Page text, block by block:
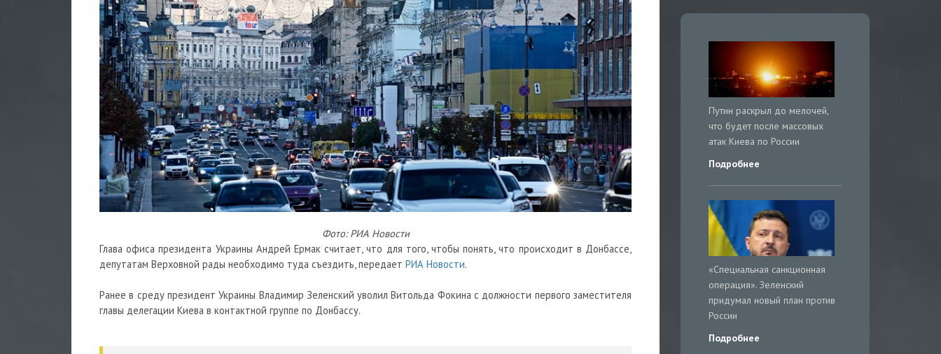
Фото: РИА Новости
Глава офиса президента Украины Андрей Ермак считает, что для того, чтобы понять, что происходит в Донбассе,
депутатам Верховной рады необходимо туда съездить, передает РИА Новости.
Ранее в среду президент Украины Владимир Зеленский уволил Витольда Фокина с должности первого заместителя
главы делегации Киева в контактной группе по Донбассу.
Путин раскрыл до мелочей,
что будет после массовых
атак Киева по России
Подробнее
«Специальная санкционная
операция». Зеленский
придумал новый план против
России
Подробнее